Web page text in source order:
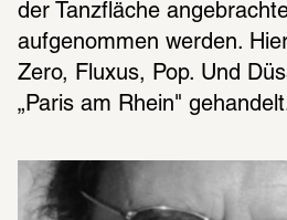
der Tanzfläche
aufgenommen werden.
Zero, Fluxus, Pop. Und
„Paris am Rhein"